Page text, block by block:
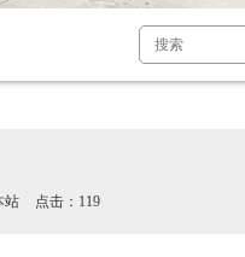
站 点击：119